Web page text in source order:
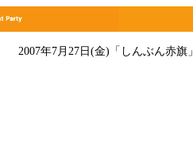
2007年7月27日(金) 「しんぶん赤旗」